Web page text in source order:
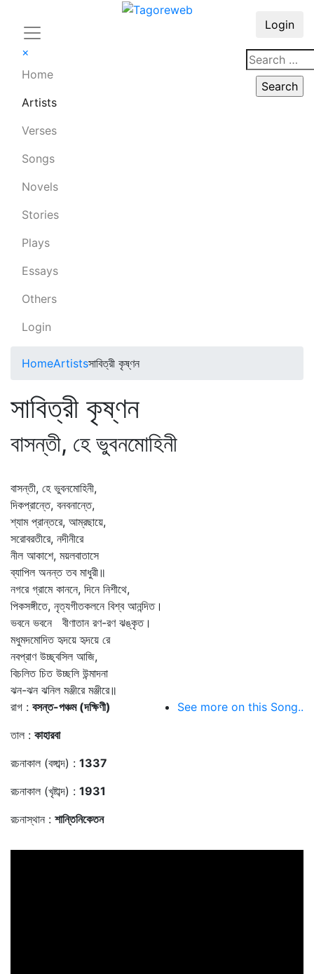
×
Home
Artists
Verses
Songs
Novels
Stories
Plays
Essays
Others
Login
Login
HomeArtistsসাবিত্রী কৃষ্ণন
সাবিত্রী কৃষ্ণন
বাসন্তী, হে ভুবনমোহিনী
বাসন্তী, হে ভুবনমোহিনী,
দিকপ্রান্তে, বনবনান্তে,
শ্যাম প্রান্তরে, আম্রছায়ে,
সরোবরতীরে, নদীনীরে
নীল আকাশে, ময়লবাতাসে
ব্যাপিল অনন্ত তব মাধুরী॥
নগরে গ্রামে কাননে, দিনে নিশীথে,
পিকসঙ্গীতে, নৃত্যগীতকলনে বিশ্ব আনন্দিত।
ভবনে ভবনে বীণাতান রণ-রণ ঝঙ্কৃত।
মধুমদমোদিত হৃদয়ে হৃদয়ে রে
নবপ্রাণ উচ্ছ্বসিল আজি,
বিচলিত চিত উচ্ছলি উন্মাদনা
ঝন-ঝন ঝনিল মঞ্জীরে মঞ্জীরে॥
রাগ : বসন্ত-পঞ্চম (দক্ষিণী)
তাল : কাহারবা
রচনাকাল (বঙ্গাব্দ) : 1337
রচনাকাল (খৃষ্টাব্দ) : 1931
রচনাস্থান : শান্তিনিকেতন
See more on this Song..